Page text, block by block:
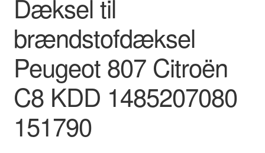
Dæksel til
brændstofdæksel
Peugeot 807 Citroën
C8 KDD 1485207080
151790